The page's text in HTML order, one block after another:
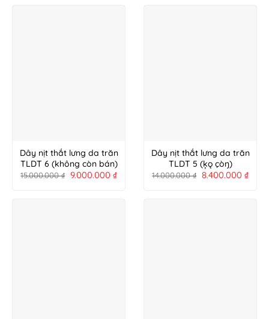
Dây nịt thắt lưng da trăn
TLDT 6 (không còn bán)
15.000.000₫ 9.000.000 ₫
Dây nịt thắt lưng da trăn
TLDT 5 (ķǫ çòŋ)
14.000.000₫ 8.400.000 ₫